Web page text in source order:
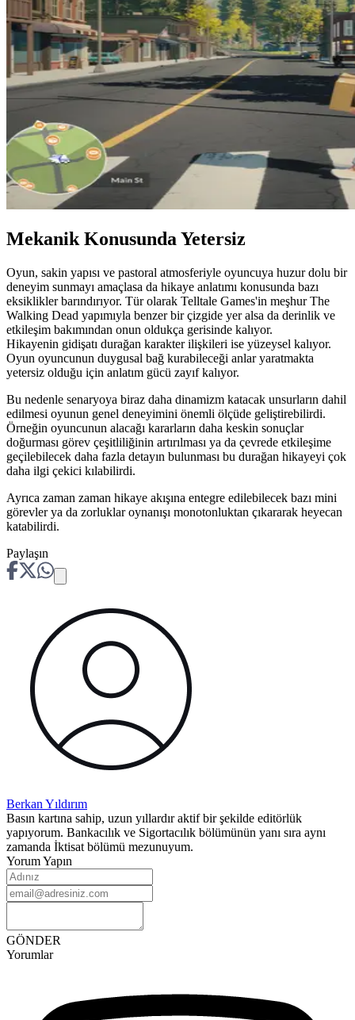
Mekanik Konusunda Yetersiz
Oyun, sakin yapısı ve pastoral atmosferiyle oyuncuya huzur dolu bir
deneyim sunmayı amaçlasa da hikaye anlatımı konusunda bazı
eksiklikler barındırıyor. Tür olarak Telltale Games'in meşhur The
Walking Dead yapımıyla benzer bir çizgide yer alsa da derinlik ve
etkileşim bakımından onun oldukça gerisinde kalıyor.
Hikayenin gidişatı durağan karakter ilişkileri ise yüzeysel kalıyor.
Oyun oyuncunun duygusal bağ kurabileceği anlar yaratmakta
yetersiz olduğu için anlatım gücü zayıf kalıyor.
Bu nedenle senaryoya biraz daha dinamizm katacak unsurların dahil
edilmesi oyunun genel deneyimini önemli ölçüde geliştirebilirdi.
Örneğin oyuncunun alacağı kararların daha keskin sonuçlar
doğurması görev çeşitliliğinin artırılması ya da çevrede etkileşime
geçilebilecek daha fazla detayın bulunması bu durağan hikayeyi çok
daha ilgi çekici kılabilirdi.
Ayrıca zaman zaman hikaye akışına entegre edilebilecek bazı mini
görevler ya da zorluklar oynanışı monotonluktan çıkararak heyecan
katabilirdi.
Paylaşın
Berkan Yıldırım
Basın kartına sahip, uzun yıllardır aktif bir şekilde editörlük
yapıyorum. Bankacılık ve Sigortacılık bölümünün yanı sıra aynı
zamanda İktisat bölümü mezunuyum.
Yorum Yapın
GÖNDER
Yorumlar